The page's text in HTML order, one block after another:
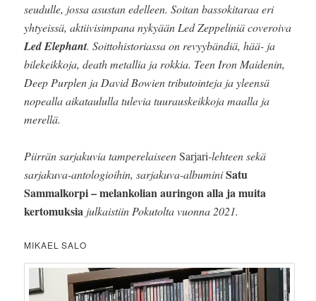
seudulle, jossa asustan edelleen. Soitan bassokitaraa eri
yhtyeissä, aktiivisimpana nykyään Led Zeppeliniä coveroiva
Led Elephant. Soittohistoriassa on revyybändiä, hää- ja
bilekeikkoja, death metallia ja rokkia. Teen Iron Maidenin,
Deep Purplen ja David Bowien tributointeja ja yleensä
nopealla aikataululla tulevia tuurauskeikkoja maalla ja
merellä.
Piirrän sarjakuvia tamperelaiseenSarjari-lehteen sekä
sarjakuva-antologioihin, sarjakuva-albuminiSatu
Sammalkorpi – melankolian auringon alla ja muita
kertomuksia julkaistiin Pokutolta vuonna 2021.
MIKAEL SALO